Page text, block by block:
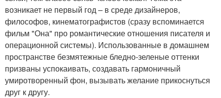
возникает не первый год – в среде дизайнеров,
философов, кинематографистов (сразу вспоминается
фильм "Она" про романтические отношения писателя и
операционной системы). Использованные в домашнем
пространстве безмятежные бледно-зеленые оттенки
призваны успокаивать, создавать гармоничный
умиротворенный фон, вызывать желание прикоснуться
друг к другу.